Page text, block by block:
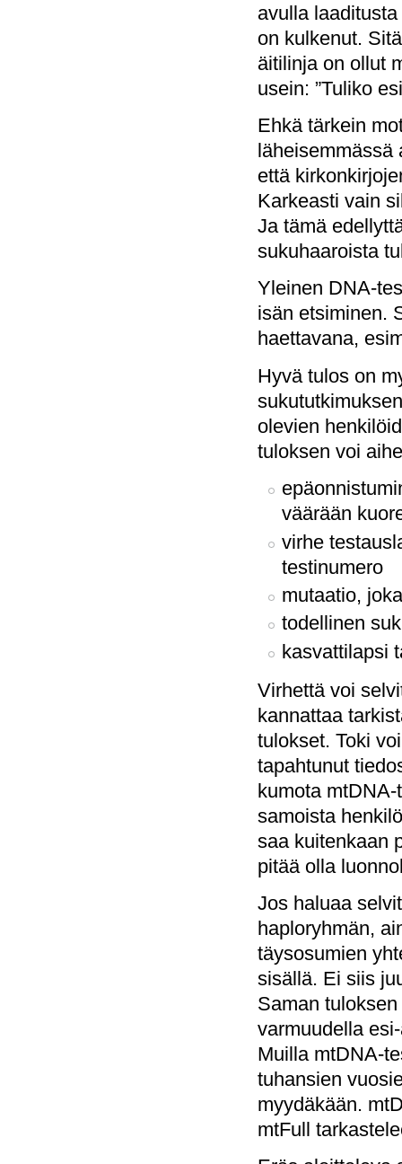
avulla
on kulkenut.
äitilinja on ollut
usein: ”Tuliko
Ehkä tärkein
läheisemmässä
että
Karkeasti vain
Ja tämä
sukuhaaroista
Yleinen DNA-
isän etsiminen.
haettavana,
Hyvä tulos on
olevien
tuloksen voi
väärään
virhe
testinumero
mutaatio,
todellinen
kasvattilapsi
Virhettä voi
kannattaa
tulokset. Toki
tapahtunut
kumota
samoista
saa kuitenkaan
pitää olla
Jos haluaa
haploryhmän,
täysosumien
sisällä. Ei siis
Saman
varmuudella
Muilla mtDNA-
tuhansien
myydäkään.
mtFull